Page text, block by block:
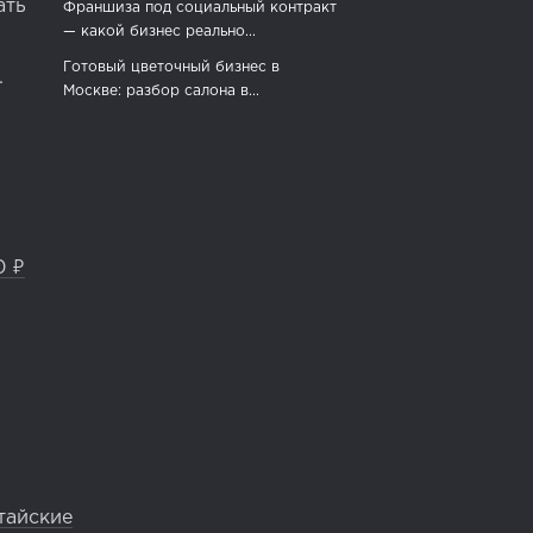
.
Франшиза под социальный контракт
— какой бизнес реально...
Готовый цветочный бизнес в
Москве: разбор салона в...
₽